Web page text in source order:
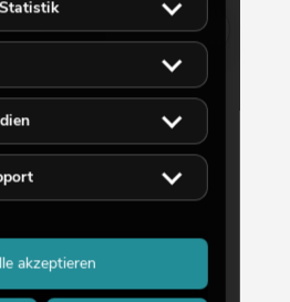
anzeigen
akzeptieren